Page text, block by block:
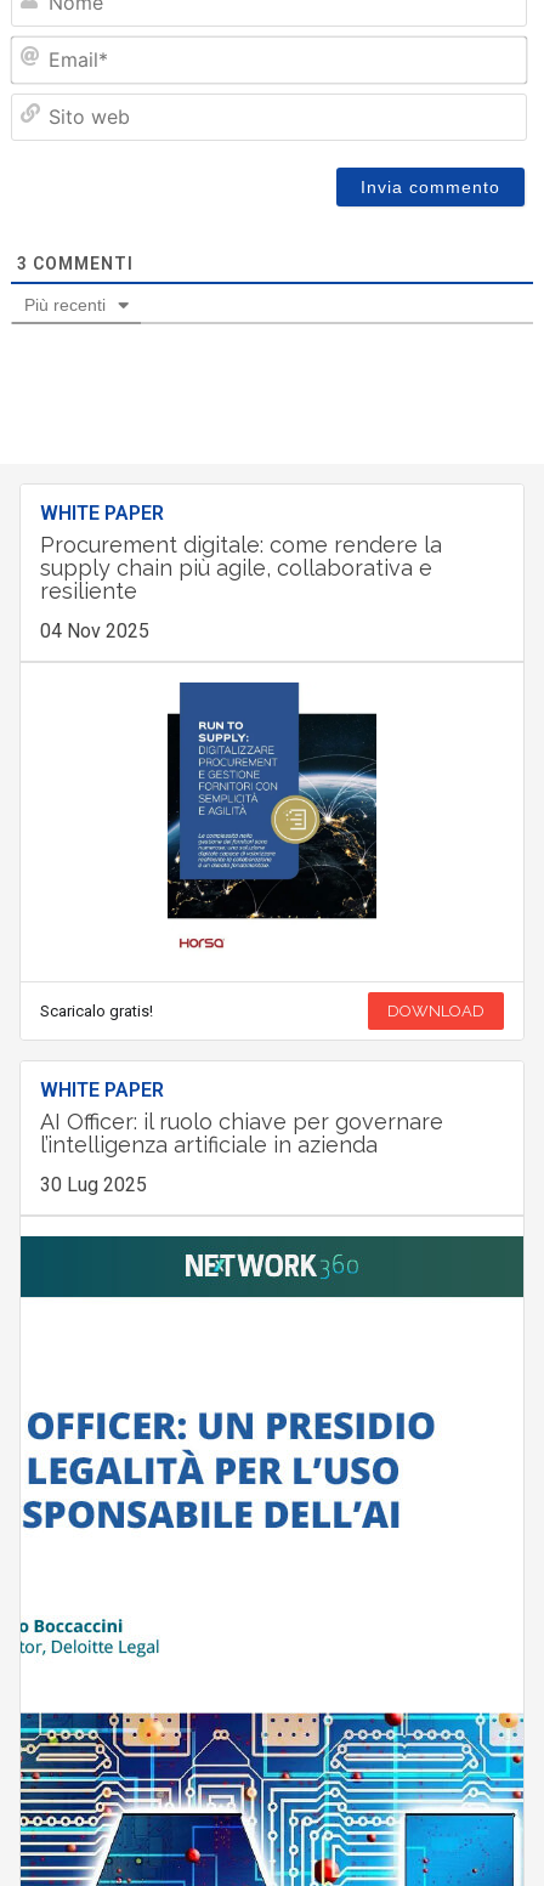
3 COMMENTI
Più recenti
WHITE PAPER
Procurement digitale: come rendere la
supply chain più agile, collaborativa e
resiliente
04 Nov 2025
Scaricalo gratis! DOWNLOAD
WHITE PAPER
AI Officer: il ruolo chiave per governare
l’intelligenza artificiale in azienda
30 Lug 2025